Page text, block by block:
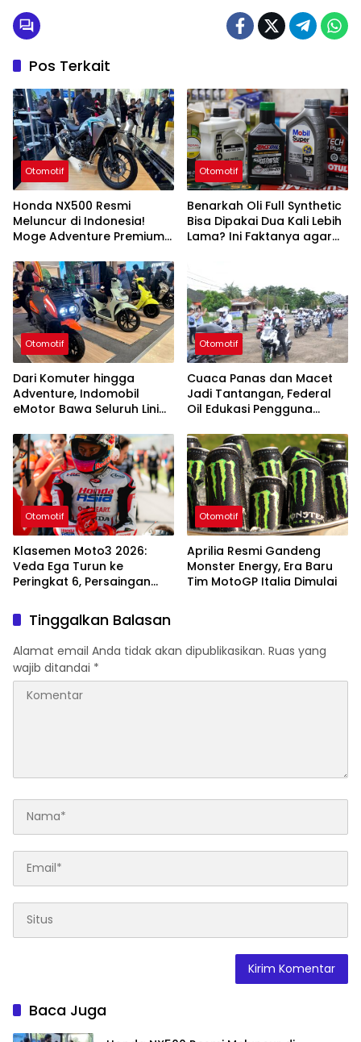
Pos Terkait
Otomotif
Honda NX500 Resmi
Meluncur di Indonesia!
Moge Adventure Premium
Otomotif
Benarkah Oli Full Synthetic
Bisa Dipakai Dua Kali Lebih
Lama? Ini Faktanya agar
Otomotif
Dari Komuter hingga
Adventure, Indomobil
eMotor Bawa Seluruh Lini
Otomotif
Cuaca Panas dan Macet
Jadi Tantangan, Federal
Oil Edukasi Pengguna
Otomotif
Klasemen Moto3 2026:
Veda Ega Turun ke
Peringkat 6, Persaingan
Otomotif
Aprilia Resmi Gandeng
Monster Energy, Era Baru
Tim MotoGP Italia Dimulai
Tinggalkan Balasan
Alamat email Anda tidak akan dipublikasikan. Ruas yang
wajib ditandai *
Baca Juga